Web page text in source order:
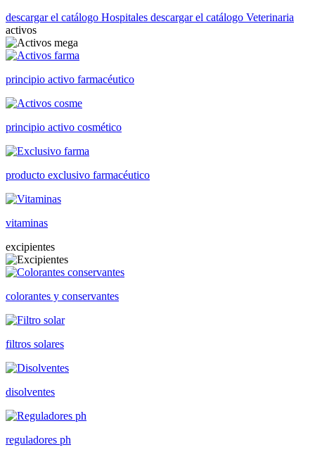
descargar el catálogo Hospitales descargar el catálogo Veterinaria
activos
principio activo farmacéutico
principio activo cosmético
producto exclusivo farmacéutico
vitaminas
excipientes
colorantes y conservantes
filtros solares
disolventes
reguladores ph